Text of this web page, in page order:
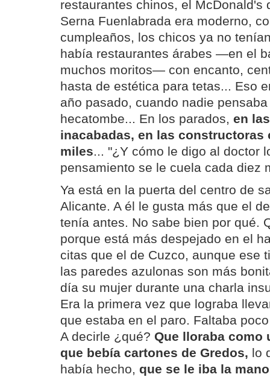
restaurantes chinos, el McDonald's
Serna Fuenlabrada era moderno,
cumpleaños, los chicos ya no
había restaurantes árabes —en el
muchos moritos— con encanto,
hasta de estética para tetas... Eso
año pasado, cuando nadie
hecatombe... En los parados, en
inacabadas, en las constructoras
miles... "¿Y cómo le digo al doctor
pensamiento se le cuela cada diez
Ya está en la puerta del centro de
Alicante. A él le gusta más que el
tenía antes. No sabe bien por qué.
porque está más despejado en el
citas que el de Cuzco, aunque ese
las paredes azulonas son más
día su mujer durante una charla
Era la primera vez que lograba
que estaba en el paro. Faltaba
A decirle ¿qué? Que lloraba como
que bebía cartones de Gredos, lo
había hecho, que se le iba la